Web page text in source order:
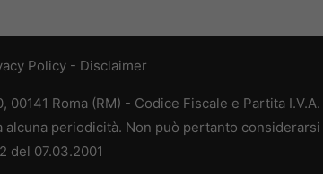
Policy - Disclaimer
Roma (RM) - Codice Fiscale e Partita I.V.A.
periodicità. Non può pertanto
del 07.03.2001